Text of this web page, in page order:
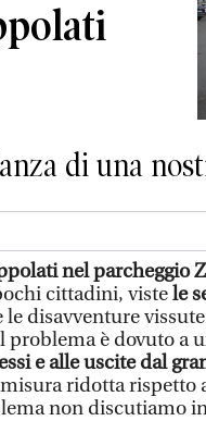
di una
nel parcheggio
cittadini, vistele
le disavventure
è dovuto a
e alle uscite dal
ridotta rispetto
non discutiamo